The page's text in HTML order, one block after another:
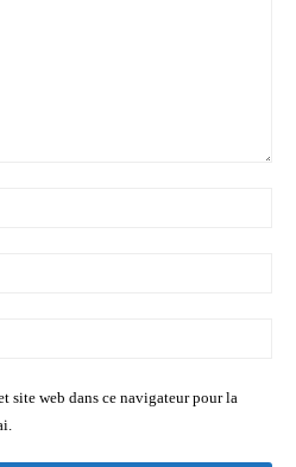
site web dans ce navigateur pour la